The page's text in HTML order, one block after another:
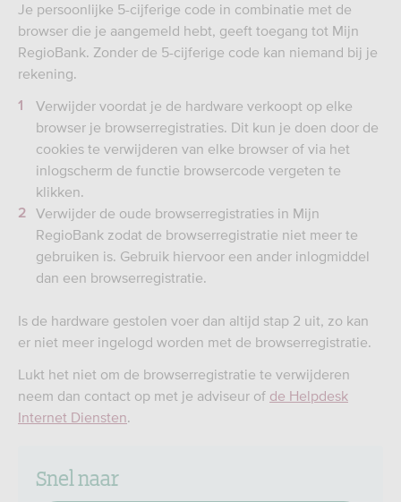
Je persoonlijke 5-cijferige code in combinatie met de
browser die je aangemeld hebt, geeft toegang tot Mijn
RegioBank. Zonder de 5-cijferige code kan niemand bij je
rekening.
Verwijder voordat je de hardware verkoopt op elke
browser je browserregistraties. Dit kun je doen door de
cookies te verwijderen van elke browser of via het
inlogscherm de functie browsercode vergeten te
klikken.
Verwijder de oude browserregistraties in Mijn
RegioBank zodat de browserregistratie niet meer te
gebruiken is. Gebruik hiervoor een ander inlogmiddel
dan een browserregistratie.
Is de hardware gestolen voer dan altijd stap 2 uit, zo kan
er niet meer ingelogd worden met de browserregistratie.
Lukt het niet om de browserregistratie te verwijderen
neem dan contact op met je adviseur of de Helpdesk
Internet Diensten.
Snel naar